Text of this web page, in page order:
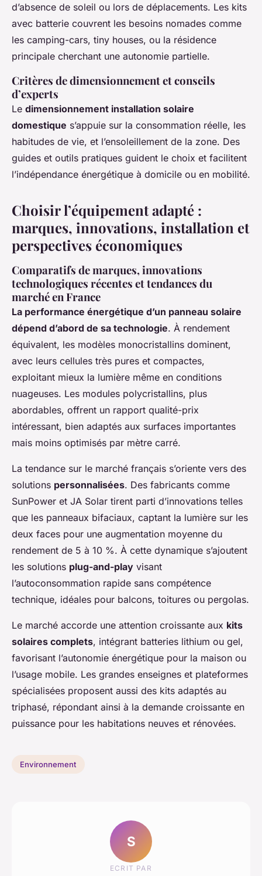
d’absence de soleil ou lors de déplacements. Les kits
avec batterie couvrent les besoins nomades comme
les camping-cars, tiny houses, ou la résidence
principale cherchant une autonomie partielle.
Critères de dimensionnement et conseils
d’experts
Le dimensionnement installation solaire
domestique s’appuie sur la consommation réelle, les
habitudes de vie, et l’ensoleillement de la zone. Des
guides et outils pratiques guident le choix et facilitent
l’indépendance énergétique à domicile ou en mobilité.
Choisir l’équipement adapté :
marques, innovations, installation et
perspectives économiques
Comparatifs de marques, innovations
technologiques récentes et tendances du
marché en France
La performance énergétique d’un panneau solaire
dépend d’abord de sa technologie. À rendement
équivalent, les modèles monocristallins dominent,
avec leurs cellules très pures et compactes,
exploitant mieux la lumière même en conditions
nuageuses. Les modules polycristallins, plus
abordables, offrent un rapport qualité-prix
intéressant, bien adaptés aux surfaces importantes
mais moins optimisés par mètre carré.
La tendance sur le marché français s’oriente vers des
solutions personnalisées. Des fabricants comme
SunPower et JA Solar tirent parti d’innovations telles
que les panneaux bifaciaux, captant la lumière sur les
deux faces pour une augmentation moyenne du
rendement de 5 à 10 %. À cette dynamique s’ajoutent
les solutions plug-and-play visant
l’autoconsommation rapide sans compétence
technique, idéales pour balcons, toitures ou pergolas.
Le marché accorde une attention croissante aux kits
solaires complets, intégrant batteries lithium ou gel,
favorisant l’autonomie énergétique pour la maison ou
l’usage mobile. Les grandes enseignes et plateformes
spécialisées proposent aussi des kits adaptés au
triphasé, répondant ainsi à la demande croissante en
puissance pour les habitations neuves et rénovées.
Environnement
S
ECRIT PAR